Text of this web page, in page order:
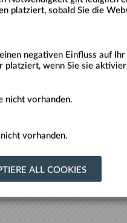
TABBS. Der Wertgutschein
in...
Zurück zur
platziert, sobald Sie die
negativen Einfluss auf Ihr
platziert, wenn Sie sie
nicht vorhanden.
vorhanden.